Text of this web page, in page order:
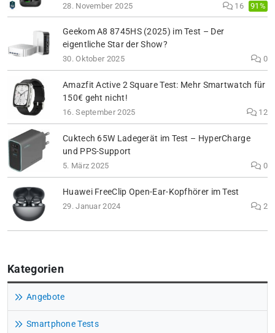
28. November 2025 16 91%
Geekom A8 8745HS (2025) im Test – Der
eigentliche Star der Show?
30. Oktober 2025 0
Amazfit Active 2 Square Test: Mehr Smartwatch für
150€ geht nicht!
16. September 2025 12
Cuktech 65W Ladegerät im Test – HyperCharge
und PPS-Support
5. März 2025 0
Huawei FreeClip Open-Ear-Kopfhörer im Test
29. Januar 2024 2
Kategorien
Angebote
Smartphone Tests